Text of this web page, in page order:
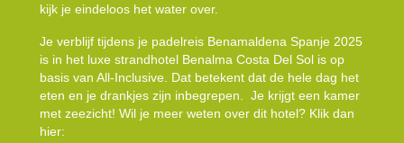
kijk je eindeloos het water over.
Je verblijf tijdens je padelreis Benamaldena Spanje 2025
is in het luxe strandhotel Benalma Costa Del Sol is op
basis van All-Inclusive. Dat betekent dat de hele dag het
eten en je drankjes zijn inbegrepen. Je krijgt een kamer
met zeezicht! Wil je meer weten over dit hotel? Klik dan
hier: